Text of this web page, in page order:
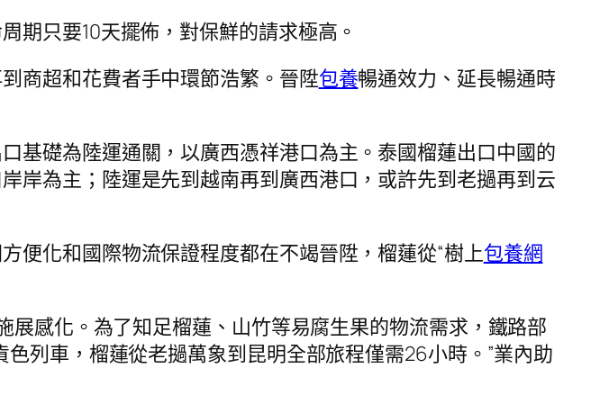
期只要10天擺佈，對保鮮的請求極高。
商超和花費者手中環節浩繁。晉陞包養暢通效力、延長暢通時
基礎為陸運通關，以廣西憑祥港口為主。泰國榴蓮出口中國的
岸為主；陸運是先到越南再到廣西港口，或許先到老撾再到云
便化和國際物流保證程度都在不竭晉陞，榴蓮從“樹上包養網
感化。為了知足榴蓮、山竹等易腐生果的物流需求，鐵路部
列車，榴蓮從老撾萬象到昆明全部旅程僅需26小時。”業內助